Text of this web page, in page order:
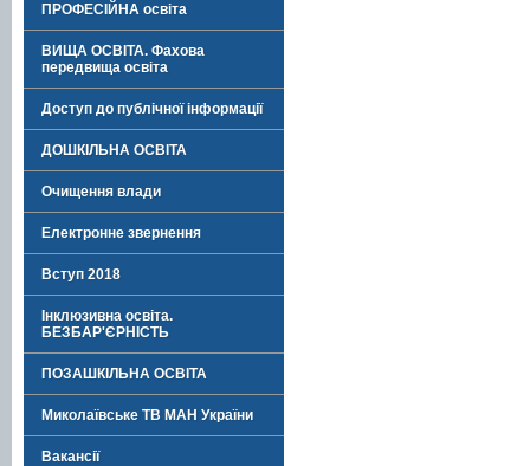
ПРОФЕСІЙНА освіта
ВИЩА ОСВІТА. Фахова
передвища освіта
Доступ до публічної інформації
ДОШКІЛЬНА ОСВІТА
Очищення влади
Електронне звернення
Вступ 2018
Інклюзивна освіта.
БЕЗБАР'ЄРНІСТЬ
ПОЗАШКІЛЬНА ОСВІТА
Миколаївське ТВ МАН України
Вакансії